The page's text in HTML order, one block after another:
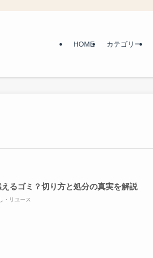
HOME カテゴリー
るゴミ？切り方と処分の真実を解説
・リユース